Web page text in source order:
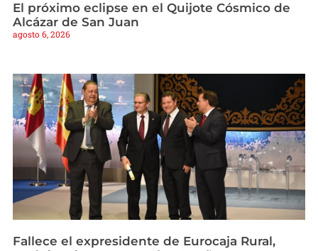
El próximo eclipse en el Quijote Cósmico de
Alcázar de San Juan
agosto 6, 2026
Fallece el expresidente de Eurocaja Rural,